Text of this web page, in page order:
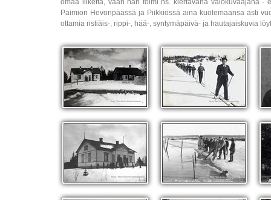
omaa liikettä, vaan hän toimi ns. kiertävänä valokuvaajana -
Paimion Hevonpäässä ja Piikkiössä aina kuolemaansa asti
ottamia ristiäis-, rippi-, hää-, syntymäpäivä- ja hautajaiskuvia